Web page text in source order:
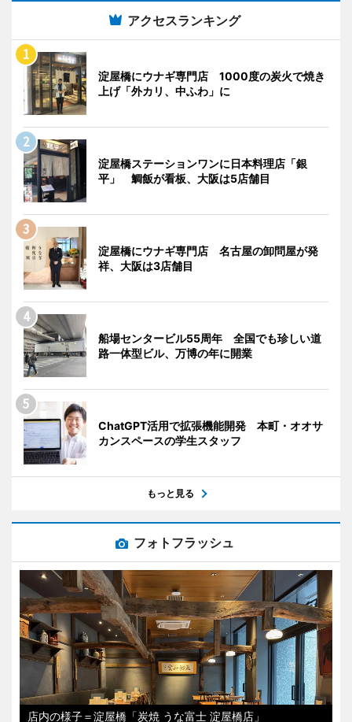
アクセスランキング
淀屋橋にウナギ専門店 1000度の炭火で焼き
上げ「外カリ、中ふわ」に
淀屋橋ステーションワンに日本料理店「銀
平」 鯛飯が看板、大阪は5店舗目
淀屋橋にウナギ専門店 名古屋の卸問屋が発
祥、大阪は3店舗目
船場センタービル55周年 全国でも珍しい道
路一体型ビル、万博の年に開業
ChatGPT活用で拡張機能開発 本町・オオサ
カンスペースの学生スタッフ
もっと見る
フォトフラッシュ
店内の様子＝淀屋橋「炭焼 うな富士 淀屋橋店」